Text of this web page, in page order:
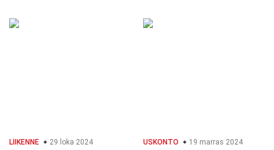
LIIKENNE 29 loka 2024 USKONTO 19 marras 2024